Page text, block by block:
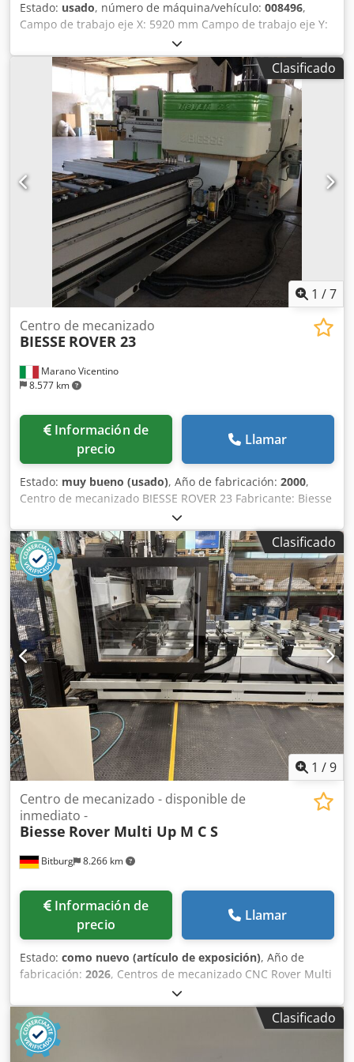
dos Los carros Y tienen una velocidad máxima de 118
m/min. Electromandril de 13,2 kW (17,7 CV), conexión HSK
F63, refrigerado por aire. Características principales: • 11
kW (14,7 CV) De 12.000 a 15.000 rpm en servicio S1. • 13,2
kW (17,7 CV) de 12.000 a 15.000 rpm en servicio S6. •
Cojinetes Cerámica. • Rotación a derecha e izquierda. •
Velocidad de rotación de 1000 a 24 000 rpm programable
por CN. • La unión El funcionamiento neumático se realiza
mediante una guía lineal prismá... Crjdpfx Aow D E A Esgfjf
Estado: usado, número de máquina/vehículo: 008496,
Campo de trabajo eje X: 5920 mm Campo de trabajo eje Y:
1600 mm Superficie de trabajo: Con soportes de consola
de vacío Potencia del husillo principal: 16,5 kW Número de
ejes controlados: 5 ejes Csdpfx Aoy H Dzfegfsrf Número de
husillos de taladrado: 23 Número de posiciones de
herramientas: 34
Clasificado
1 /7
Marano Vicentino
8.577 km
Centro de mecanizado
BIESSE ROVER 23
Información de
precio
Llamar
Estado: muy bueno (usado), Año de fabricación: 2000,
Centro de mecanizado BIESSE ROVER 23 Fabricante: Biesse
Modelo: Rover 23 Descripción: Csdpjzrg Uiofx Agferf
Controlador CNI XNC Área de trabajo, eje X: 2900 mm Área
de trabajo, eje Y: 1300 mm Recorrido del eje Z: 140 mm Eje
4: Eje C Mesa con 6 soportes deslizantes y sistemas de
sujeción por vacío 1 husillo electrovertical (7,8 kW, 24.000
RPM) con cambiador automático de herramientas, cono de
herramienta ISO 30 Sistema automático de cambio de
herramientas con 8 posiciones, montado en el cabezal de
mecanizado Cabezal de taladrado equipado con: - 10
husillos verticales (eje Z) - 4 husillos horizontales (eje X) - 2
husillos horizontales (eje Y) Sistema de seguridad con
alfombra de seguridad en la parte frontal Bomba de vacío
de 250 m³/h EN EXCELENTE ESTADO – AÚN SE ENCUENTRA
EN EL TALLER DEL PROPIETARIO Año de fabricación: 2000
(con certificación CE)
Clasificado
1 /9
Bitburg 8.266 km
Centro de mecanizado - disponible de
inmediato -
Biesse Rover Multi Up M C S
Información de
precio
Llamar
Estado: como nuevo (artículo de exposición), Año de
fabricación: 2026, Centros de mecanizado CNC Rover Multi
Up M C S Área de trabajo *: X = 3280 mm; Y = de 1580
hasta 1660 mm, según condiciones de trabajo Z = 200 mm
- Unidad de mecanizado de 5 ejes y cabezal de taladrado,
con módulos de vacío H=74 mm Z = 245 mm - Unidad de
mecanizado de 5 ejes y cabezal de taladrado, con módulos
Clasificado